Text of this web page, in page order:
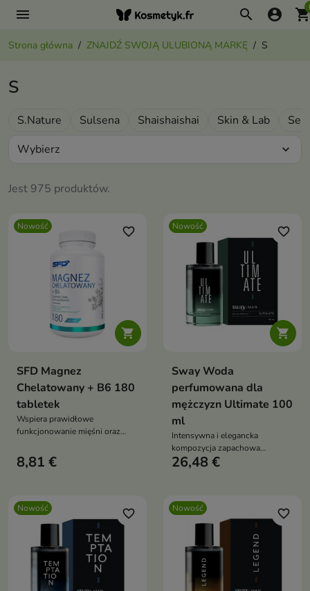
menu search account_circle
Strona główna ZNAJDŹ SWOJĄ ULUBIONĄ MARKĘ S
S
S.Nature Sulsena Shaishaishai Skin & Lab
Jest 975 produktów.
Wybierz expand_more
Nowość

favorite_border
SFD Magnez
Chelatowany + B6 180
tabletek
Wspiera prawidłowe
funkcjonowanie mięśni oraz
zawartości magnezu.
8,81 €
Nowość

favorite_border
Sway Woda
perfumowana dla
mężczyzn Ultimate 100
ml
Intensywna i elegancka
kompozycja zapachowa
stworzona dla mężczyzny
26,48 €
Nowość favorite_border Nowość favorite_border